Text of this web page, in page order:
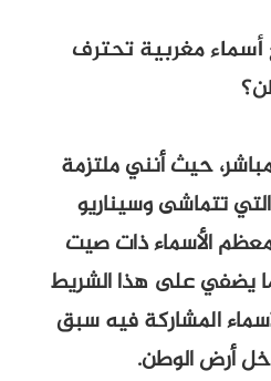
أسماء مغربية تحترف
حيث أنني ملتزمة
التي تتماشى وسيناريو
الأسماء ذات صيت
يضفي على هذا الشريط
المشاركة فيه سبق
أرض الوطن.